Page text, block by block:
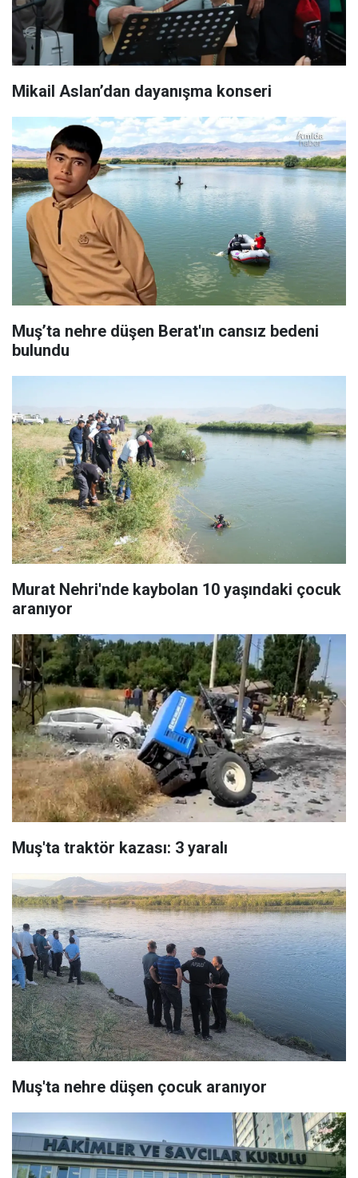
Mikail Aslan’dan dayanışma konseri
Muş’ta nehre düşen Berat'ın cansız bedeni
bulundu
Murat Nehri'nde kaybolan 10 yaşındaki çocuk
aranıyor
Muş'ta traktör kazası: 3 yaralı
Muş'ta nehre düşen çocuk aranıyor